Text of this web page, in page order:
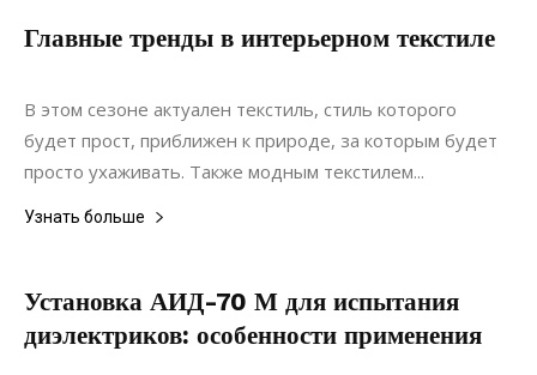
Главные тренды в интерьерном текстиле
16.07.2021 0
В этом сезоне актуален текстиль, стиль которого
будет прост, приближен к природе, за которым будет
просто ухаживать. Также модным текстилем...
Узнать больше
Установка АИД-70 М для испытания
диэлектриков: особенности применения
16.04.2020